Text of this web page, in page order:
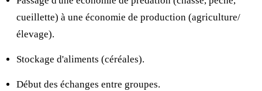
cueillette) à une économie de production (agriculture/
élevage).
Stockage d'aliments (céréales).
Début des échanges entre groupes.